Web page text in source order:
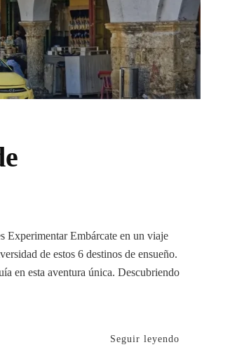
Experimentar Embárcate en un viaje
de estos 6 destinos de ensueño.
en esta aventura única. Descubriendo
Seguir leyendo